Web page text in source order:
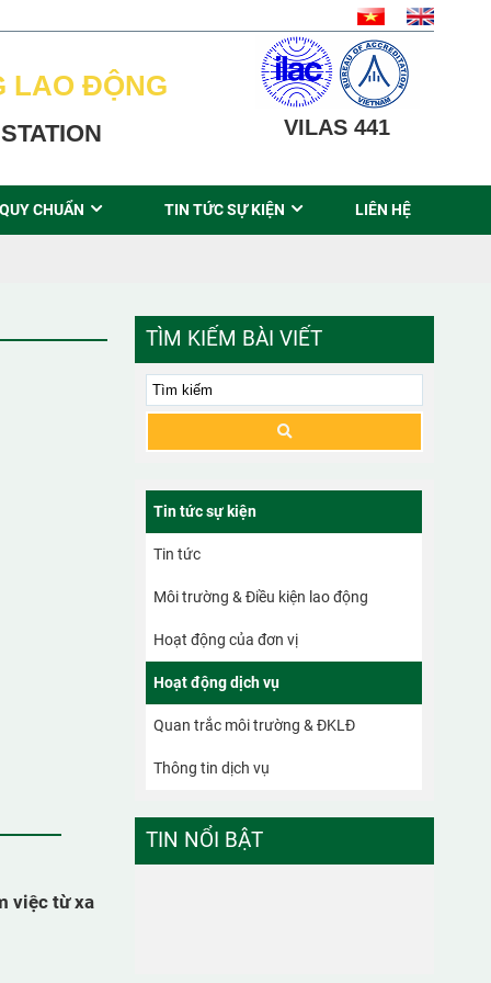
LAO ĐỘNG
VILAS 441
CHUẨN TIN TỨC SỰ KIỆN LIÊN HỆ
việc từ xa
TÌM KIẾM BÀI VIẾT
Tin tức sự kiện
Tin tức
Môi trường & Điều kiện lao động
Hoạt động của đơn vị
Hoạt động dịch vụ
Quan trắc môi trường & ĐKLĐ
Thông tin dịch vụ
TIN NỔI BẬT